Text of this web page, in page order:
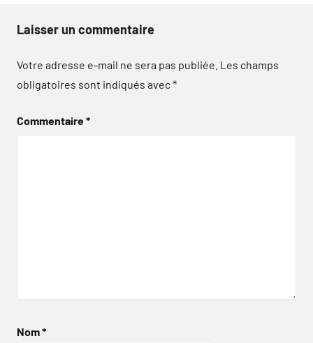
Laisser un commentaire
Votre adresse e-mail ne sera pas publiée. Les champs
obligatoires sont indiqués avec*
Commentaire*
Nom*